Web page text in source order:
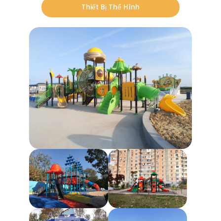
người dùng tại nhà, việc làm sạch dễ dàng đảm
bảo thiết bị thể dục luôn ở trạng thái tốt nhất với
6. Tùy chọn tùy chỉnh cho các nhu
cầu khác nhau
Mỗi người dùng có những mục tiêu thể dục khác
nhau, và thiết bị thể dục của chúng tôi có thể
được tùy chỉnh để đáp ứng những nhu cầu đó.
Dù bạn cần một máy móc dành cho phục hồi
chức năng, tập tăng cường sức mạnh hay các
bài tập aerobic, thiết bị của chúng tôi đều có thể
được điều chỉnh phù hợp với yêu cầu cụ thể của
bạn. Chúng tôi làm việc chặt chẽ với khách
hàng để hiểu rõ mục tiêu của họ và đưa ra tư
vấn chuyên nghiệp về thiết bị phù hợp nhất.
Đối với các cơ sở thương mại như phòng gym
và trung tâm thể dục, chúng tôi cung cấp dịch
Thiết Bị Thể Hình